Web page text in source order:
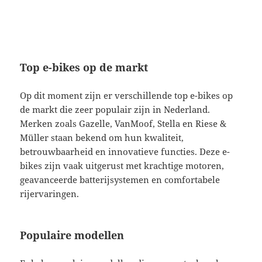
Top e-bikes op de markt
Op dit moment zijn er verschillende top e-bikes op
de markt die zeer populair zijn in Nederland.
Merken zoals Gazelle, VanMoof, Stella en Riese &
Müller staan bekend om hun kwaliteit,
betrouwbaarheid en innovatieve functies. Deze e-
bikes zijn vaak uitgerust met krachtige motoren,
geavanceerde batterijsystemen en comfortabele
rijervaringen.
Populaire modellen